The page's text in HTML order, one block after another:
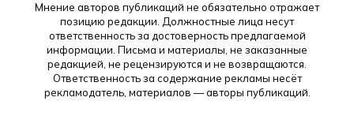
Мнение авторов публикаций не обязательно отражает
позицию редакции. Должностные лица несут
ответственность за достоверность предлагаемой
информации. Письма и материалы, не заказанные
редакцией, не рецензируются и не возвращаются.
Ответственность за содержание рекламы несёт
рекламодатель, материалов — авторы публикаций.